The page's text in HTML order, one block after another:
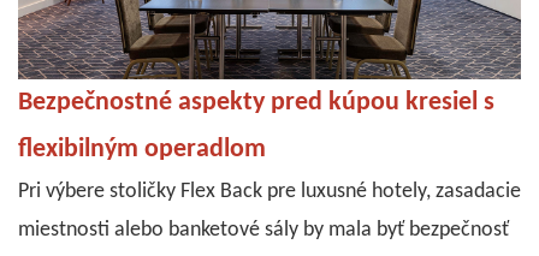
Bezpečnostné aspekty pred kúpou kresiel s
flexibilným operadlom
Pri výbere stoličky Flex Back pre luxusné hotely, zasadacie
miestnosti alebo banketové sály by mala byť bezpečnosť